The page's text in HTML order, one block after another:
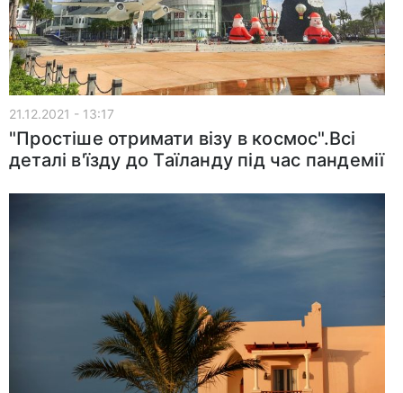
21.12.2021 - 13:17
"Простіше отримати візу в космос".Всі
деталі в'їзду до Таїланду під час пандемії